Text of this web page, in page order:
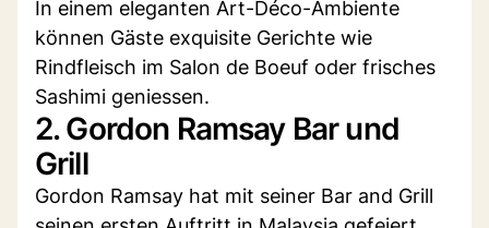
In einem eleganten Art-Déco-Ambiente
können Gäste exquisite Gerichte wie
Rindfleisch im Salon de Boeuf oder frisches
Sashimi geniessen.
2. Gordon Ramsay Bar und
Grill
Gordon Ramsay hat mit seiner Bar and Grill